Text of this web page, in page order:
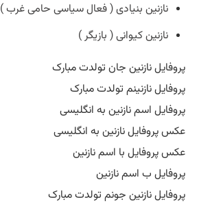
نازنین بنیادی ( فعال سیاسی حامی غرب )
نازنین کیوانی ( بازیگر )
پروفایل نازنین جان تولدت مبارک
پروفایل نازنینم تولدت مبارک
پروفایل اسم نازنین به انگلیسی
عکس پروفایل نازنین به انگلیسی
عکس پروفایل با اسم نازنین
پروفایل ب اسم نازنین
پروفایل نازنین جونم تولدت مبارک